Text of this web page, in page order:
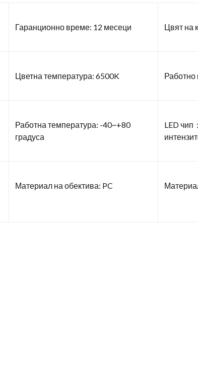
Гаранционно време: 12 месеци Цвят на
Цветна температура: 6500K
Работна температура: -40~+80
градуса
LED чип
Материал на обектива: PC